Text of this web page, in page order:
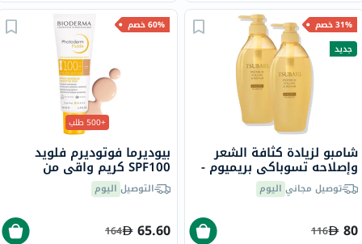
31% خصم
جديد
شامبو لزيادة كثافة الشعر
وإصلاحه تسوباكي بريميوم -
2 × 450 مل توصيل مجاني اليوم
80
116
60% خصم
+500 طلب
بيوديرما فوتوديرم فلويد
SPF100 كريم واقي من
الشمس خفيف 40 مل
التوصيل اليوم
65.60
164